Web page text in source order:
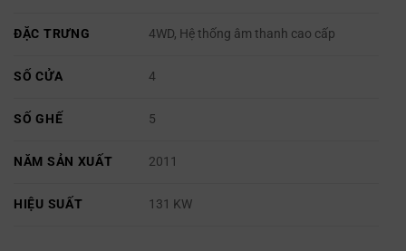
ĐẶC TRƯNG 4WD, Hệ thống âm thanh cao cấp
SỐ CỬA 4
SỐ GHẾ 5
NĂM SẢN XUẤT 2011
HIỆU SUẤT 131 KW